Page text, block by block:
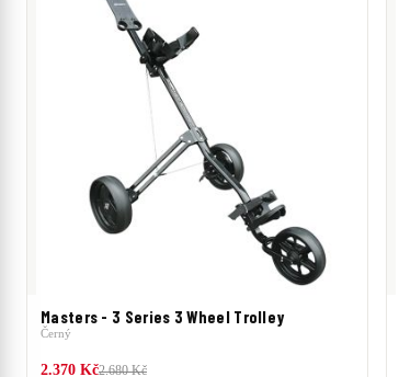
Masters - 3 Series 3 Wheel Trolley
Černý
2.370 Kč2.680 Kč